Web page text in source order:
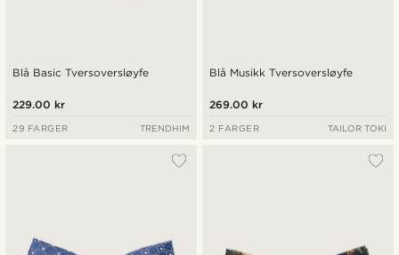
Blå Basic Tversoversløyfe
229.00 kr
29 FARGER TRENDHIM
Blå Musikk Tversoversløyfe
269.00 kr
2 FARGER TAILOR TOKI